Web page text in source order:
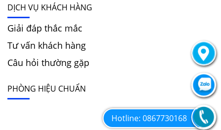
DỊCH VỤ KHÁCH HÀNG
Giải đáp thắc mắc
Tư vấn khách hàng
Câu hỏi thường gặp
PHÒNG HIỆU CHUẨN
Hotline: 0867730168